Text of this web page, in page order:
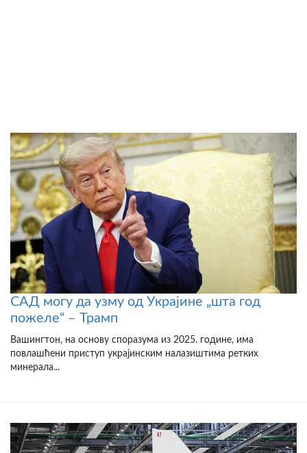
САД могу да узму од Украјине „шта год
пожеле“ – Трамп
Вашингтон, на основу споразума из 2025. године, има
повлашћени приступ украјинским налазиштима ретких
минерала...